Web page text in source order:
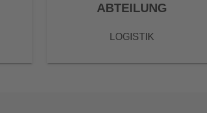
ABTEILUNG
LOGISTIK